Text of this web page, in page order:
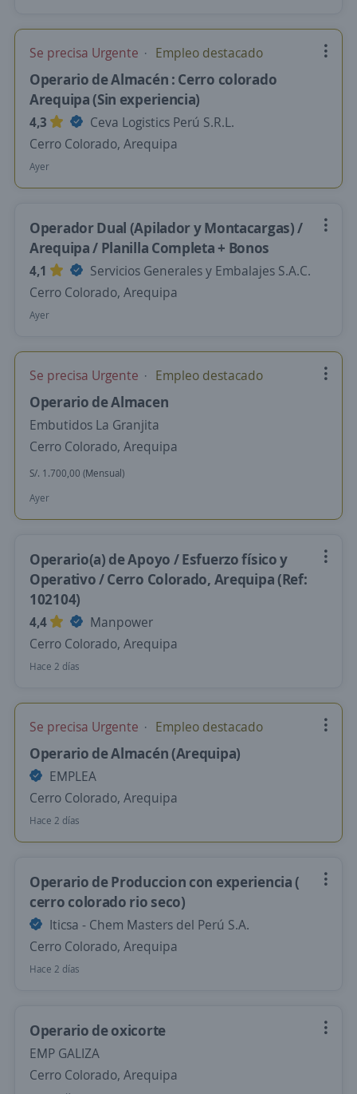
Se precisa Urgente Empleo destacado
Operario de Almacén : Cerro colorado
Arequipa (Sin experiencia)
4,3
Ceva Logistics Perú S.R.L.
Cerro Colorado, Arequipa
Ayer
Operador Dual (Apilador y Montacargas) /
Arequipa / Planilla Completa + Bonos
4,1
Servicios Generales y Embalajes S.A.C.
Cerro Colorado, Arequipa
Ayer
Se precisa Urgente Empleo destacado
Operario de Almacen
Embutidos La Granjita
Cerro Colorado, Arequipa
S/. 1.700,00 (Mensual)
Ayer
Operario(a) de Apoyo / Esfuerzo físico y
Operativo / Cerro Colorado, Arequipa (Ref:
102104)
4,4
Manpower
Cerro Colorado, Arequipa
Hace 2 días
Se precisa Urgente Empleo destacado
Operario de Almacén (Arequipa)
EMPLEA
Cerro Colorado, Arequipa
Hace 2 días
Operario de Produccion con experiencia (
cerro colorado rio seco)
Iticsa - Chem Masters del Perú S.A.
Cerro Colorado, Arequipa
Hace 2 días
Operario de oxicorte
EMP GALIZA
Cerro Colorado, Arequipa